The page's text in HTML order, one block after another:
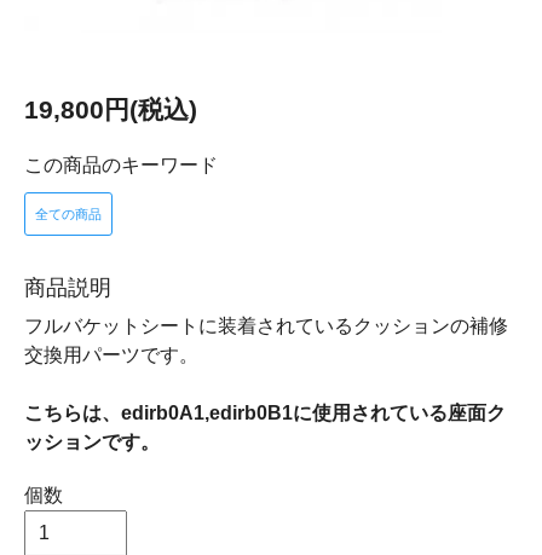
19,800円(税込)
この商品のキーワード
全ての商品
商品説明
フルバケットシートに装着されているクッションの補修
交換用パーツです。
こちらは、edirb0A1,edirb0B1に使用されている座面ク
ッションです。
個数